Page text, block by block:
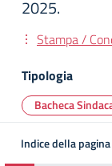
2025.
Stampa /
Tipologia
Bacheca
Indice della pagina